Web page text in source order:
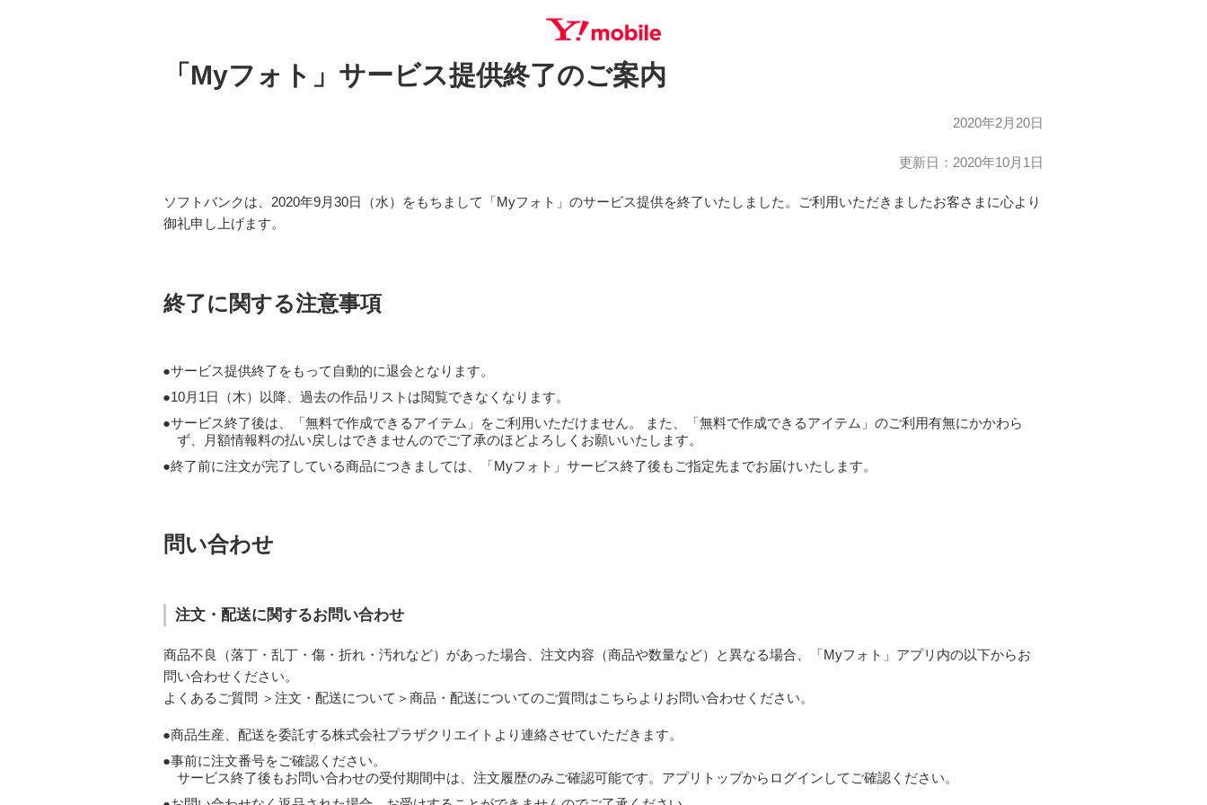
「Myフォト」サービス提供終了のご案内
2020年2月20日
更新日：2020年10月1日
ソフトバンクは、2020年9月30日（水）をもちまして「Myフォト」のサービス提供を終了いたしました。ご利用いただきましたお客さまに心より
御礼申し上げます。
終了に関する注意事項
サービス提供終了をもって自動的に退会となります。
10月1日（木）以降、過去の作品リストは閲覧できなくなります。
サービス終了後は、「無料で作成できるアイテム」をご利用いただけません。 また、「無料で作成できるアイテム」のご利用有無にかかわら
ず、月額情報料の払い戻しはできませんのでご了承のほどよろしくお願いいたします。
終了前に注文が完了している商品につきましては、「Myフォト」サービス終了後もご指定先までお届けいたします。
問い合わせ
注文・配送に関するお問い合わせ
商品不良（落丁・乱丁・傷・折れ・汚れなど）があった場合、注文内容（商品や数量など）と異なる場合、「Myフォト」アプリ内の以下からお
問い合わせください。
よくあるご質問 ＞注文・配送について＞商品・配送についてのご質問はこちらよりお問い合わせください。
商品生産、配送を委託する株式会社プラザクリエイトより連絡させていただきます。
事前に注文番号をご確認ください。
サービス終了後もお問い合わせの受付期間中は、注文履歴のみご確認可能です。アプリトップからログインしてご確認ください。